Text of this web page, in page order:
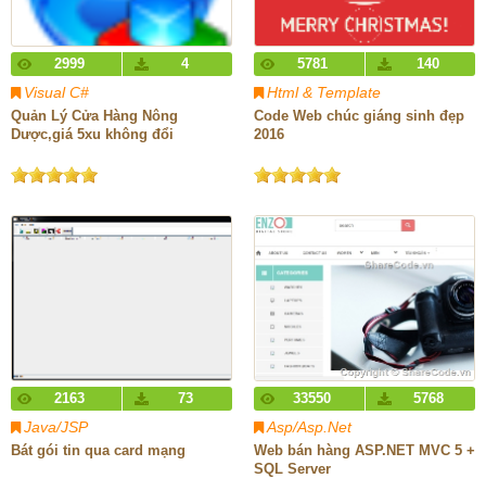
2999 4
Visual C#
Quản Lý Cửa Hàng Nông
Dược,giá 5xu không đổi
5781 140
Html & Template
Code Web chúc giáng sinh đẹp
2016
2163 73
Java/JSP
Bát gói tin qua card mạng
33550 5768
Asp/Asp.Net
Web bán hàng ASP.NET MVC 5 +
SQL Server